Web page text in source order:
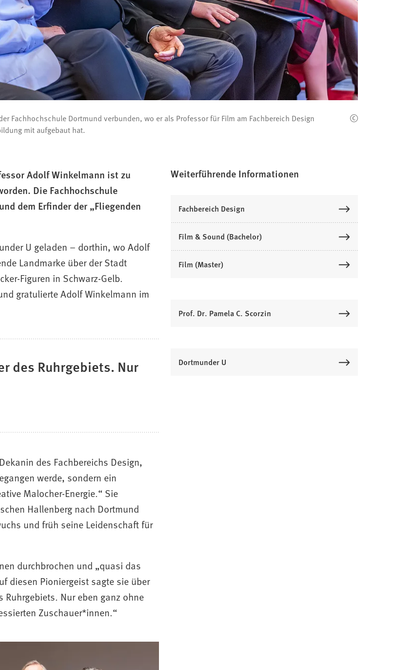
Fachhochschule Dortmund verbunden, wo er als Professor für Film am Fachbereich Design
mit aufgebaut hat.
Adolf Winkelmann ist zu
Die Fachhochschule
dem Erfinder der „Fliegenden
U geladen – dorthin, wo Adolf
Landmarke über der Stadt
Figuren in Schwarz-Gelb.
gratulierte Adolf Winkelmann im
des Ruhrgebiets. Nur
des Fachbereichs Design,
werde, sondern ein
Malocher-Energie.“ Sie
Hallenberg nach Dortmund
und früh seine Leidenschaft für
durchbrochen und „quasi das
diesen Pioniergeist sagte sie über
Nur eben ganz ohne
Zuschauer*innen.“
Weiterführende Informationen
Fachbereich Design
Film & Sound (Bachelor)
Film (Master)
Prof. Dr. Pamela C. Scorzin
Dortmunder U